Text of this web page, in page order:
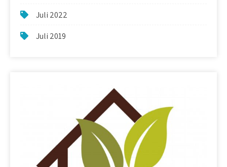
Juli 2022
Juli 2019